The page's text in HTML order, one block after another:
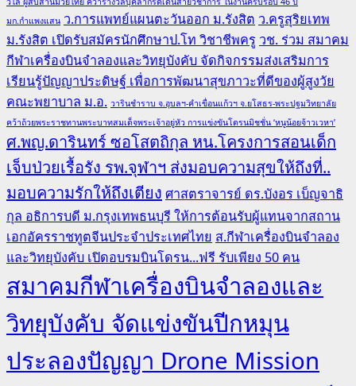
มก.กำแพงแสน ว.การแพทย์แผนตะวันออก ม.รังสิต ว.ครูสุริยเทพ
ม.รังสิต เปิดรับสมัครนักศึกษาป.โท วิชาชีพครู วช. ร่วม สมาคม
กีฬาเครื่องบินจำลองและวิทยุบังคับ จัดกิจกรรมส่งเสริมการ
เรียนรู้ปัญญาประดิษฐ์ เพื่อการพัฒนาสุขภาวะที่ดีของผู้สูงวัย
คณะพยาบาล ม.อ. วารินชำราบ จ.อุบลฯ-คำเขื่อนแก้วฯ จ.ยโสธร-พระปฐมวิทยาลัย
คว้าถ้วยพระราชทานพระบาทสมเด็จพระเจ้าอยู่หัว การแข่งขันโดรนมิชชั่น ‘หนูน้อยจ้าวเวหา’
ศ.พญ.ดารินทร์ ซอโสตถิกุล หน.โครงการสอนเด็ก
เจ็บป่วยเรื้อรัง รพ.จุฬาฯ ส่งมอบความสุขให้ถึงที่..
มอบความรักให้ถึงเตียง ศาสตราจารย์ ดร.บังอร เบ็ญจาธิ
กุล อธิการบดี ม.กรุงเทพธนบุรี ให้การต้อนรับผู้แทนจากสถาน
เอกอัครราชทูตจีนประจำประเทศไทย ส.กีฬาเครื่องบินจำลอง
และวิทยุบังคับ เปิดอบรมบินโดรน...ฟรี รับเพียง 50 คน
สมาคมกีฬาเครื่องบินจำลองและ
วิทยุบังคับ จัดแข่งขันปีกหมุน
ประลองปัญญา Drone Mission